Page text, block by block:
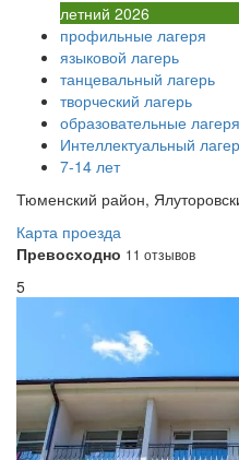
летний 2026
профильные лагеря
языковой лагерь
танцевальный лагерь
творческий лагерь
образовательные лагеря
Интеллектуальный
7-14 лет
Тюменский район,
Карта проезда
Превосходно 11 отзывов
5